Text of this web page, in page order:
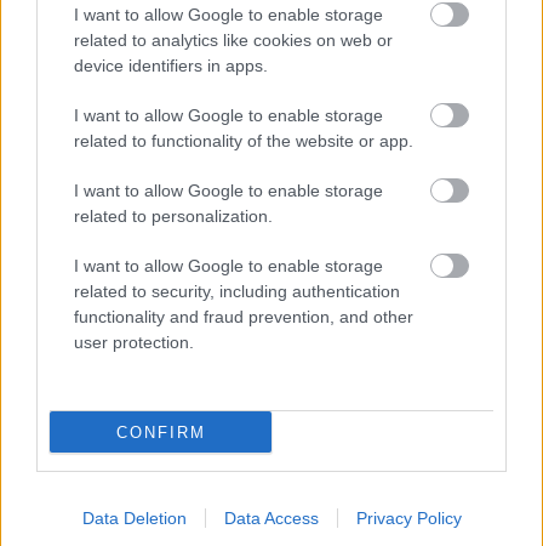
I want to allow Google to enable storage
related to analytics like cookies on web or
device identifiers in apps.
I want to allow Google to enable storage
related to functionality of the website or app.
I want to allow Google to enable storage
related to personalization.
I want to allow Google to enable storage
related to security, including authentication
functionality and fraud prevention, and other
user protection.
CONFIRM
Data Deletion Data Access Privacy Policy
Brassói-Jőrös Andrea
• 2015. április 09.
Művészeti Iskola zongora szakán, a debreceni Kodály
Zoltán Zenemûvészeti Szakközépiskola magánének
és zongora szakán folytatta, majd a Debreceni
Egyetem Zeneművészeti Karán 2014-ben szerzett
klasszikus énekművész diplomát.…